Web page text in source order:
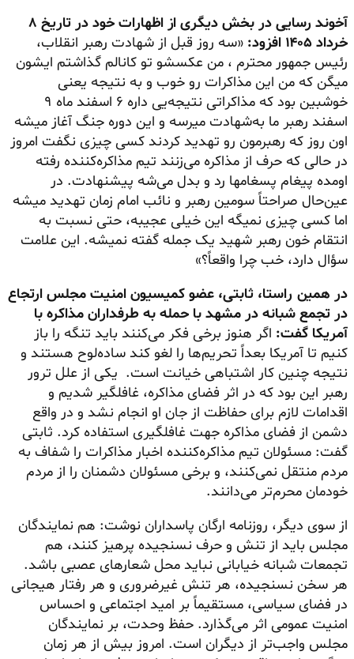
آخوند رسایی در بخش دیگری از اظهارات خود در تاریخ ۸
خرداد ۱۴۰۵ افزود:
«سه روز قبل از شهادت رهبر انقلاب،
رئیس جمهور محترم ، من عکسشو تو کانالم گذاشتم ایشون
میگن که من این مذاکرات رو خوب و به نتیجه یعنی
خوشبین بود که مذاکراتی نتیجه‌یی داره ۶
اسفند ماه ۹
اسفند رهبر ما به‌شهادت میرسه و این دوره جنگ آغاز میشه
اون روز که رهبرمون رو تهدید کردند کسی چیزی نگفت امروز
در حالی که حرف از مذاکره می‌زنند تیم مذاکره‌کننده رفته
اومده پیغام پسغامها رد و بدل می‌شه پیشنهادت. در
عین‌حال صراحتاً سومین رهبر و نائب امام زمان تهدید میشه
اما کسی چیزی نمیگه این خیلی عجیبه، حتی نسبت به
انتقام خون رهبر شهید یک جمله گفته نمیشه. این علامت
سؤال دارد، خب چرا واقعاً؟»
در همین راستا، ثابتی، عضو کمیسیون امنیت مجلس ارتجاع
در تجمع شبانه در مشهد با حمله به طرفداران مذاکره با
آمریکا گفت: اگر هنوز برخی فکر می‌کنند باید تنگه را باز
کنیم تا آمریکا بعداً تحریم‌ها را لغو کند ساده‌لوح هستند و
نتیجه چنین کار اشتباهی خیانت است. یکی از علل ترور
رهبر این بود که در اثر فضای مذاکره، غافلگیر شدیم و
اقدامات لازم برای حفاظت از جان او انجام نشد و در واقع
دشمن از فضای مذاکره جهت غافلگیری استفاده کرد. ثابتی
گفت: مسئولان تیم مذاکره‌کننده اخبار مذاکرات را شفاف به
مردم منتقل نمی‌کنند، و برخی مسئولان دشمنان را از مردم
خودمان محرم‌تر می‌دانند.
از سوی دیگر، روزنامه ارگان پاسداران نوشت: هم نمایندگان
مجلس باید از تنش و حرف نسنجیده پرهیز کنند، هم
تجمعات شبانه خیابانی نباید محل شعارهای عصبی باشد.
هر سخن نسنجیده، هر تنش غیرضروری و هر رفتار هیجانی
در فضای سیاسی، مستقیماً بر امید اجتماعی و احساس
امنیت عمومی اثر می‌گذارد. حفظ وحدت، بر نمایندگان
مجلس واجب‌تر از دیگران است. امروز بیش از هر زمان